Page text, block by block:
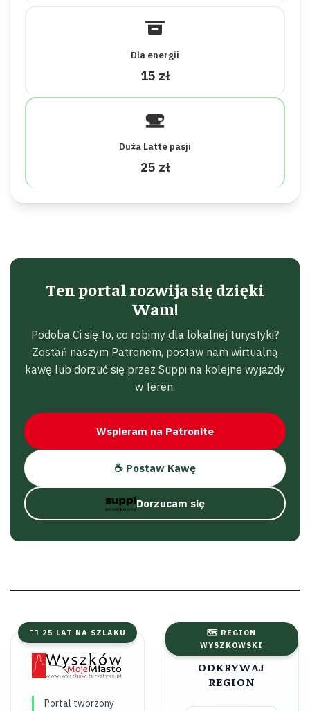
Dla energii
15 zł
Duża Latte pasji
25 zł
Ten portal rozwija się dzięki
Wam!
Podoba Ci się to, co robimy dla lokalnej turystyki?
Zostań naszym Patronem, postaw nam wirtualną
kawę lub dorzuć się przez Suppi na kolejne wyjazdy
w teren.
Wspieram na Patronite
☕ Postaw Kawę
Dorzucam się
🚴‍♂️ 25 LAT NA SZLAKU
Portal tworzony
🗺️ REGION
WYSZKOWSKI
ODKRYWAJ
REGION